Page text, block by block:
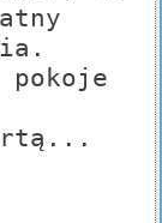
pokoje